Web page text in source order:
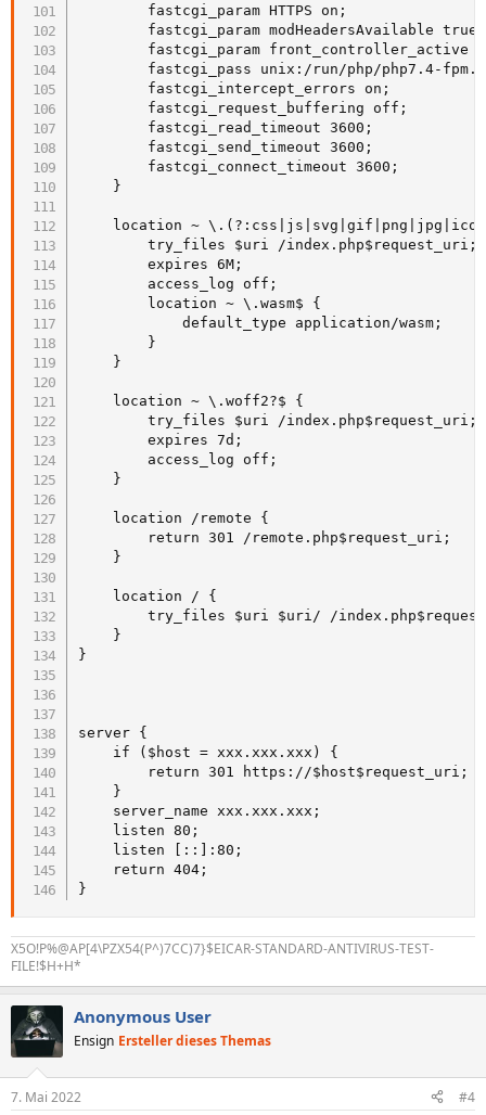
        fastcgi_param HTTPS on;
        fastcgi_param modHeadersAvailable true;
fastcgi_param front_controller_active
fastcgi_pass unix:/run/php/php7.4-
        fastcgi_intercept_errors on;
        fastcgi_request_buffering off;
        fastcgi_read_timeout 3600;
        fastcgi_send_timeout 3600;
        fastcgi_connect_timeout 3600;
    }
location ~
        try_files $uri /index.php$request_uri;
        expires 6M;
        access_log off;
        location ~ \.wasm$ {
            default_type application/wasm;
        }
    }
    location ~ \.woff2?$ {
        try_files $uri /index.php$request_uri;
        expires 7d;
        access_log off;
    }
    location /remote {
        return 301 /remote.php$request_uri;
    }
    location / {
try_files $uri $uri/ /
    }
}
server {
    if ($host = xxx.xxx.xxx) {
        return 301 https://$host$request_uri;
    }
    server_name xxx.xxx.xxx;
    listen 80;
    listen [::]:80;
    return 404;
}
X5O!P%@AP[4\PZX54(P^)7CC)7}$EICAR-STANDARD-ANTIVIRUS-TEST-
FILE!$H+H*
Anonymous User
Ensign Ersteller dieses Themas
7. Mai 2022 #4